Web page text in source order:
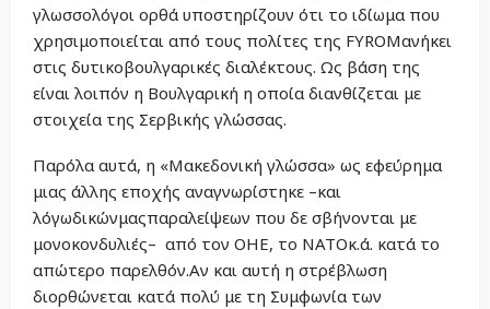
γλωσσολόγοι ορθά υποστηρίζουν ότι το ιδίωμα που
χρησιμοποιείται από τους πολίτες της FYROMανήκει
στις δυτικοβουλγαρικές διαλέκτους. Ως βάση της
είναι λοιπόν η Βουλγαρική η οποία διανθίζεται με
στοιχεία της Σερβικής γλώσσας.
Παρόλα αυτά, η «Μακεδονική γλώσσα» ως εφεύρημα
μιας άλλης εποχής αναγνωρίστηκε –και
λόγωδικώνμαςπαραλείψεων που δε σβήνονται με
μονοκονδυλιές– από τον ΟΗΕ, το ΝΑΤΟκ.ά. κατά το
απώτερο παρελθόν.Αν και αυτή η στρέβλωση
διορθώνεται κατά πολύ με τη Συμφωνία των